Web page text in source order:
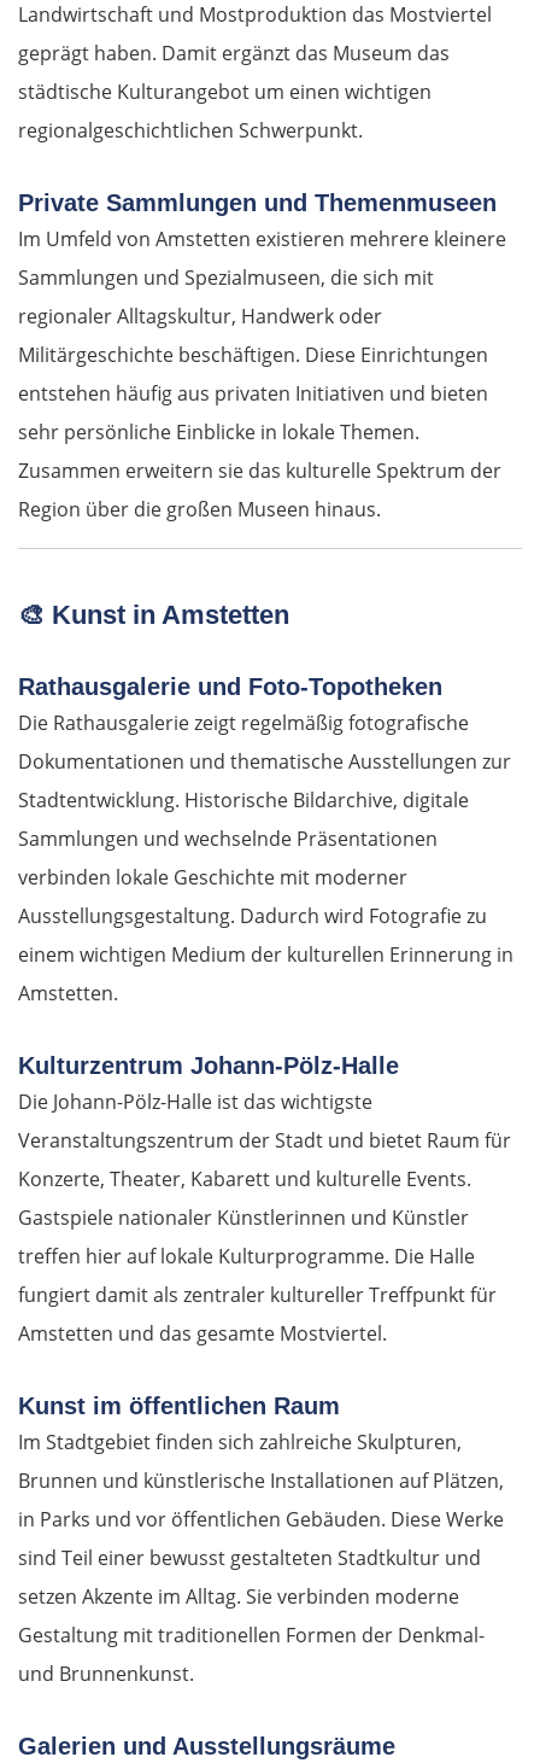
Landwirtschaft und Mostproduktion das Mostviertel
geprägt haben. Damit ergänzt das Museum das
städtische Kulturangebot um einen wichtigen
regionalgeschichtlichen Schwerpunkt.
Private Sammlungen und Themenmuseen
Im Umfeld von Amstetten existieren mehrere kleinere
Sammlungen und Spezialmuseen, die sich mit
regionaler Alltagskultur, Handwerk oder
Militärgeschichte beschäftigen. Diese Einrichtungen
entstehen häufig aus privaten Initiativen und bieten
sehr persönliche Einblicke in lokale Themen.
Zusammen erweitern sie das kulturelle Spektrum der
Region über die großen Museen hinaus.
🎨 Kunst in Amstetten
Rathausgalerie und Foto-Topotheken
Die Rathausgalerie zeigt regelmäßig fotografische
Dokumentationen und thematische Ausstellungen zur
Stadtentwicklung. Historische Bildarchive, digitale
Sammlungen und wechselnde Präsentationen
verbinden lokale Geschichte mit moderner
Ausstellungsgestaltung. Dadurch wird Fotografie zu
einem wichtigen Medium der kulturellen Erinnerung in
Amstetten.
Kulturzentrum Johann-Pölz-Halle
Die Johann-Pölz-Halle ist das wichtigste
Veranstaltungszentrum der Stadt und bietet Raum für
Konzerte, Theater, Kabarett und kulturelle Events.
Gastspiele nationaler Künstlerinnen und Künstler
treffen hier auf lokale Kulturprogramme. Die Halle
fungiert damit als zentraler kultureller Treffpunkt für
Amstetten und das gesamte Mostviertel.
Kunst im öffentlichen Raum
Im Stadtgebiet finden sich zahlreiche Skulpturen,
Brunnen und künstlerische Installationen auf Plätzen,
in Parks und vor öffentlichen Gebäuden. Diese Werke
sind Teil einer bewusst gestalteten Stadtkultur und
setzen Akzente im Alltag. Sie verbinden moderne
Gestaltung mit traditionellen Formen der Denkmal-
und Brunnenkunst.
Galerien und Ausstellungsräume